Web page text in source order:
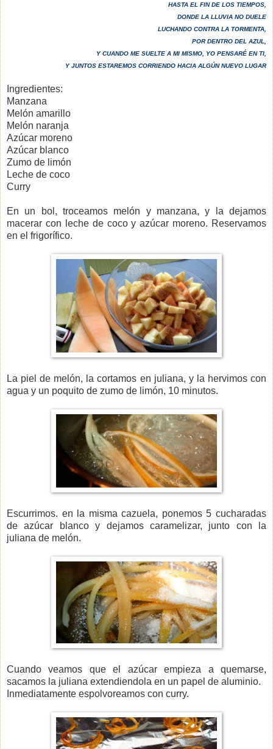
HASTA EL FIN DE LOS TIEMPOS,
DONDE LA LLUVIA NO DUELE
LUCHANDO CONTRA LA TORMENTA,
POR DENTRO DEL AZUL,
Y CUANDO ME SUELTE A MI MISMO, YO PENSARÉ EN TI,
Y JUNTOS ESTAREMOS CORRIENDO HACIA ALGÚN NUEVO LUGAR
Ingredientes:
Manzana
Melón amarillo
Melón naranja
Azúcar moreno
Azúcar blanco
Zumo de limón
Leche de coco
Curry
En un bol, troceamos melón y manzana, y la dejamos
macerar con leche de coco y azúcar moreno. Reservamos
en el frigorífico.
La piel de melón, la cortamos en juliana, y la hervimos con
agua y un poquito de zumo de limón, 10 minutos.
Escurrimos. en la misma cazuela, ponemos 5 cucharadas
de azúcar blanco y dejamos caramelizar, junto con la
juliana de melón.
Cuando veamos que el azúcar empieza a quemarse,
sacamos la juliana extendiendola en un papel de aluminio.
Inmediatamente espolvoreamos con curry.